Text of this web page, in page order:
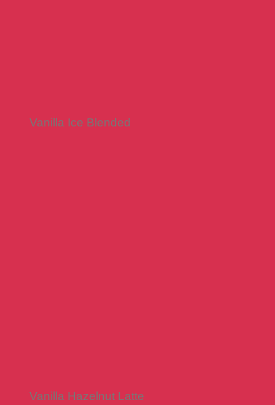
Vanilla Ice Blended
Vanilla Hazelnut Latte